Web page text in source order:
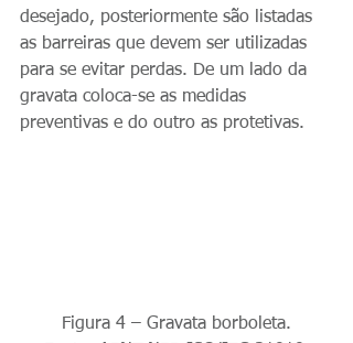
desejado, posteriormente são listadas
as barreiras que devem ser utilizadas
para se evitar perdas. De um lado da
gravata coloca-se as medidas
preventivas e do outro as protetivas.
Figura 4 – Gravata borboleta.